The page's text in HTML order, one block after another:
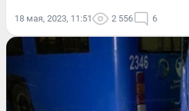
18 мая, 2023, 11:51 2 556 6